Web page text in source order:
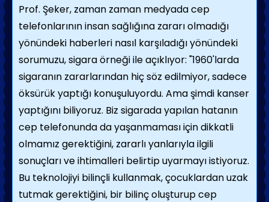
Prof. Şeker, zaman zaman medyada cep
telefonlarının insan sağlığına zararı olmadığı
yönündeki haberleri nasıl karşıladığı yönündeki
sorumuzu, sigara örneği ile açıklıyor: "1960'larda
sigaranın zararlarından hiç söz edilmiyor, sadece
öksürük yaptığı konuşuluyordu. Ama şimdi kanser
yaptığını biliyoruz. Biz sigarada yapılan hatanın
cep telefonunda da yaşanmaması için dikkatli
olmamız gerektiğini, zararlı yanlarıyla ilgili
sonuçları ve ihtimalleri belirtip uyarmayı istiyoruz.
Bu teknolojiyi bilinçli kullanmak, çocuklardan uzak
tutmak gerektiğini, bir bilinç oluşturup cep